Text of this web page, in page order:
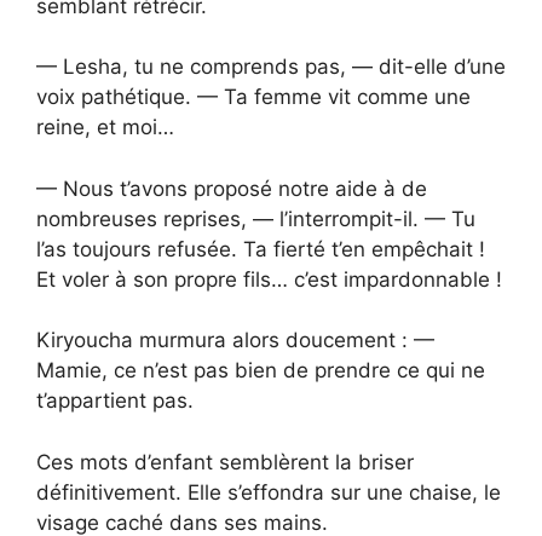
semblant rétrécir.
— Lesha, tu ne comprends pas, — dit-elle d’une
voix pathétique. — Ta femme vit comme une
reine, et moi…
— Nous t’avons proposé notre aide à de
nombreuses reprises, — l’interrompit-il. — Tu
l’as toujours refusée. Ta fierté t’en empêchait !
Et voler à son propre fils… c’est impardonnable !
Kiryoucha murmura alors doucement : —
Mamie, ce n’est pas bien de prendre ce qui ne
t’appartient pas.
Ces mots d’enfant semblèrent la briser
définitivement. Elle s’effondra sur une chaise, le
visage caché dans ses mains.